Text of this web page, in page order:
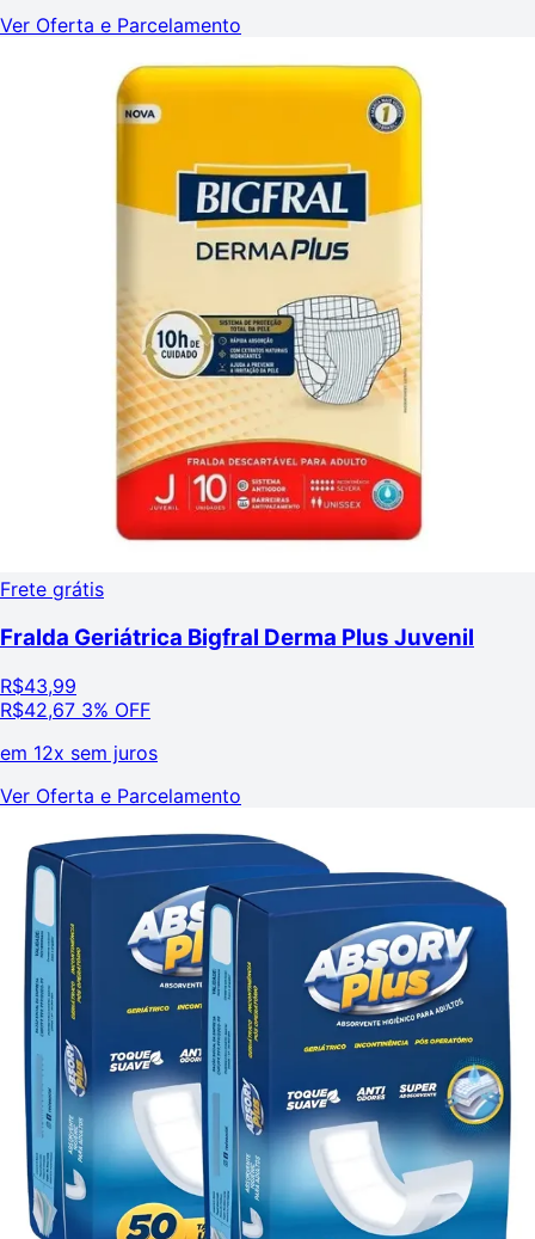
Ver Oferta e Parcelamento
Frete grátis
Fralda Geriátrica Bigfral Derma Plus Juvenil
R$43,99
R$42,67 3% OFF
em 12x sem juros
Ver Oferta e Parcelamento